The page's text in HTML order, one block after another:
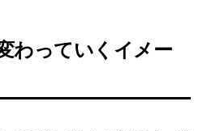
わっていくイメー